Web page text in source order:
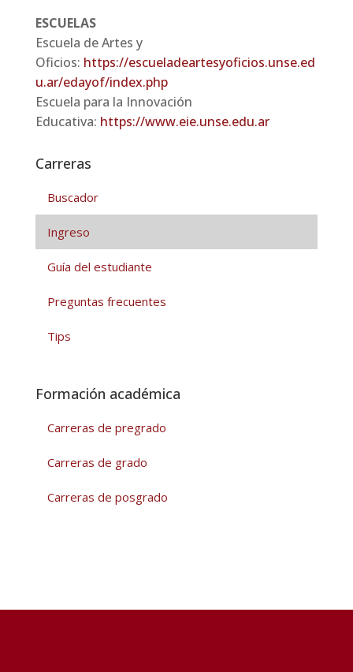
ESCUELAS
Escuela de Artes y
Oficios: https://escueladeartesyoficios.unse.ed
u.ar/edayof/index.php
Escuela para la Innovación
Educativa: https://www.eie.unse.edu.ar
Carreras
Buscador
Ingreso
Guía del estudiante
Preguntas frecuentes
Tips
Formación académica
Carreras de pregrado
Carreras de grado
Carreras de posgrado